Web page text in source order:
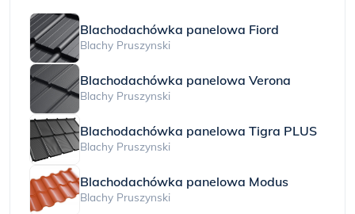
Blachodachówka panelowa Fiord
Blachy Pruszynski
Blachodachówka panelowa Verona
Blachy Pruszynski
Blachodachówka panelowa Tigra PLUS
Blachy Pruszynski
Blachodachówka panelowa Modus
Blachy Pruszynski